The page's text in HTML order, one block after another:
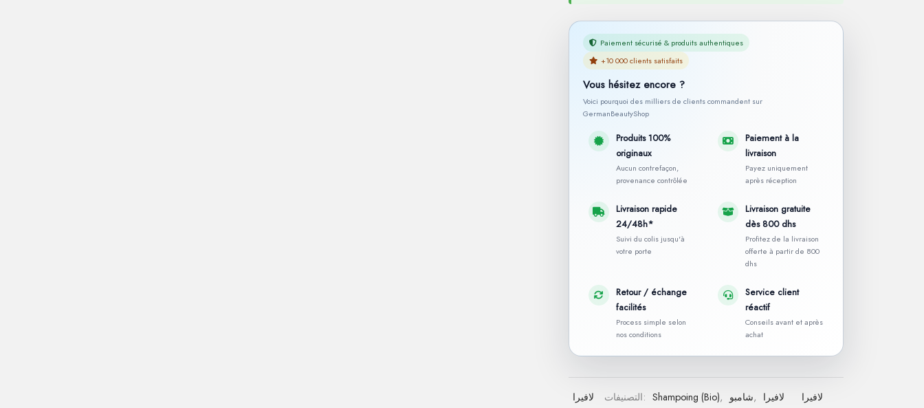
Paiement sécurisé & produits authentiques
+10 000 clients satisfaits
Vous hésitez encore ?
Voici pourquoi des milliers de clients commandent sur
GermanBeautyShop
Produits 100%
originaux
Aucun contrefaçon,
provenance contrôlée
Paiement à la
livraison
Payez uniquement
après réception
Livraison rapide
24/48h*
Suivi du colis jusqu'à
votre porte
Livraison gratuite
dès 800 dhs
Profitez de la livraison
offerte à partir de 800
dhs
Retour / échange
facilités
Process simple selon
nos conditions
Service client
réactif
Conseils avant et après
achat
لافيرا التصنيفات: Shampoing (Bio), شامبو, لافيرا
لافيرا